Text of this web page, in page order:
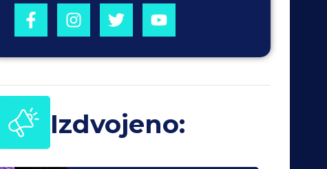
Izdvojeno: